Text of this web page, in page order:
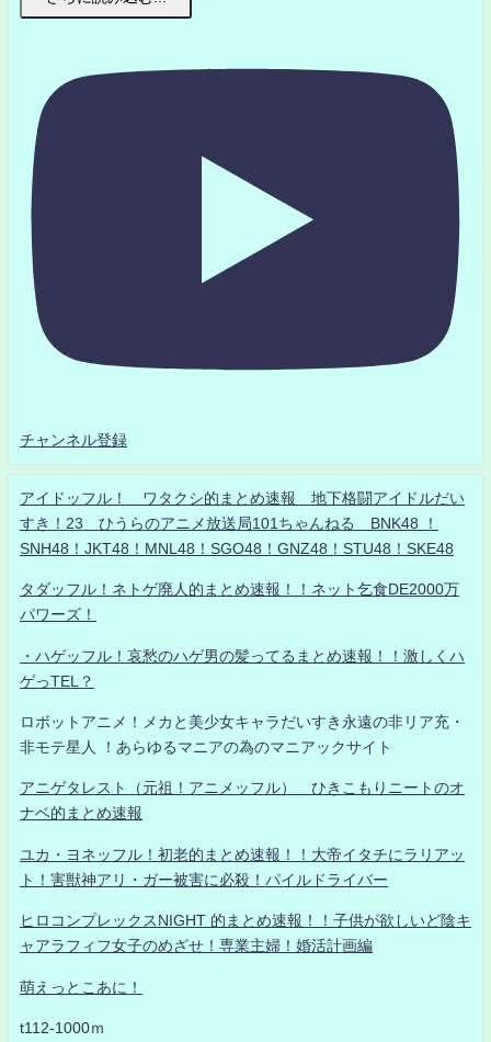
チャンネル登録
アイドッフル！ ワタクシ的まとめ速報 地下格闘アイドルだい
すき！23 ひうらのアニメ放送局101ちゃんねる BNK48 ！
SNH48！JKT48！MNL48！SGO48！GNZ48！STU48！SKE48
タダッフル！ネトゲ廃人的まとめ速報！！ネット乞食DE2000万
パワーズ！
・ハゲッフル！哀愁のハゲ男の髪ってるまとめ速報！！激しくハ
ゲっTEL？
ロボットアニメ！メカと美少女キャラだいすき永遠の非リア充・
非モテ星人 ！あらゆるマニアの為のマニアックサイト
アニゲタレスト（元祖！アニメッフル） ひきこもりニートのオ
ナベ的まとめ速報
ユカ・ヨネッフル！初老的まとめ速報！！大帝イタチにラリアッ
ト！害獣神アリ・ガー被害に必殺！パイルドライバー
ヒロコンプレックスNIGHT 的まとめ速報！！子供が欲しいど陰キ
ャアラフィフ女子のめざせ！専業主婦！婚活計画編
萌えっとこあに！
t112-1000ｍ